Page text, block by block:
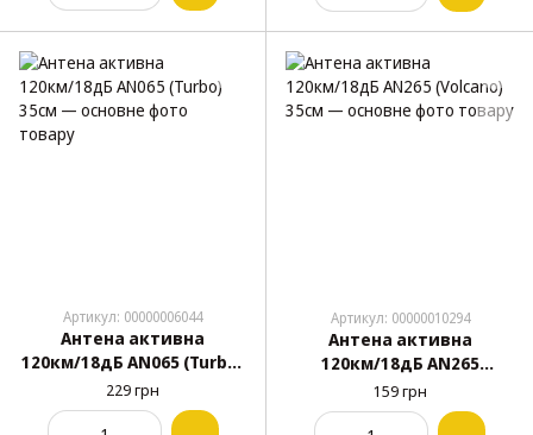
Артикул: 00000006044
Антена активна
120км/18дБ AN065 (Turbo)
35см
229 грн
Артикул: 00000010294
Антена активна
120км/18дБ AN265
(Volcano) 35см
159 грн